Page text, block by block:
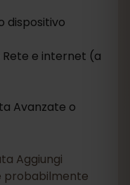
dispositivo
e internet (a
Avanzate o
Aggiungi
probabilmente